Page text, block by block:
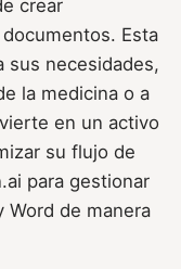
crear
Esta
sus necesidades,
la medicina o a
en un activo
su flujo de
para gestionar
Word de manera